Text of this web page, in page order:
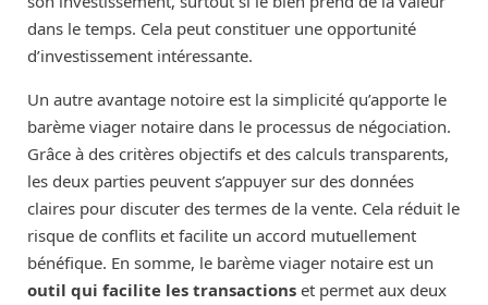
dans le temps. Cela peut constituer une opportunité
d’investissement intéressante.
Un autre avantage notoire est la simplicité qu’apporte le
barème viager notaire dans le processus de négociation.
Grâce à des critères objectifs et des calculs transparents,
les deux parties peuvent s’appuyer sur des données
claires pour discuter des termes de la vente. Cela réduit le
risque de conflits et facilite un accord mutuellement
bénéfique. En somme, le barème viager notaire est un
outil qui facilite les transactions et permet aux deux